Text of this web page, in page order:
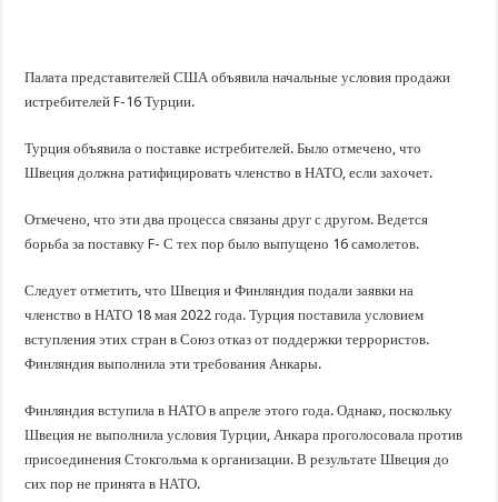
В городах и районах Кубани отметили День России
Стартовал прием заявок на 20-й юбилейный молодежный форум «Регион 93»
Палата представителей США объявила начальные условия продажи
истребителей F-16 Турции.
Турция объявила о поставке истребителей. Было отмечено, что
Швеция должна ратифицировать членство в НАТО, если захочет.
Отмечено, что эти два процесса связаны друг с другом. Ведется
борьба за поставку F- С тех пор было выпущено 16 самолетов.
Следует отметить, что Швеция и Финляндия подали заявки на
членство в НАТО 18 мая 2022 года. Турция поставила условием
вступления этих стран в Союз отказ от поддержки террористов.
Финляндия выполнила эти требования Анкары.
Финляндия вступила в НАТО в апреле этого года. Однако, поскольку
Швеция не выполнила условия Турции, Анкара проголосовала против
присоединения Стокгольма к организации. В результате Швеция до
сих пор не принята в НАТО.